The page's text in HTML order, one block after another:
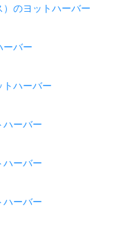
のヨットハーバー
ーバー
トハーバー
ハーバー
ハーバー
ハーバー